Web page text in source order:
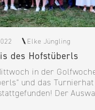
Elke Jüngling
des Hofstüberls
in der
und das
Der